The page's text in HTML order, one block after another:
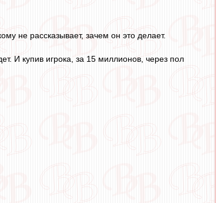
не рассказывает, зачем он это делает.
И купив игрока, за 15 миллионов, через пол